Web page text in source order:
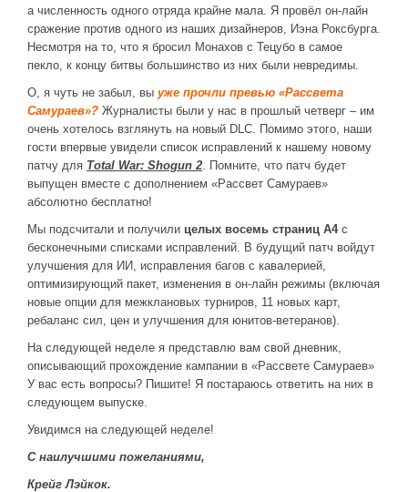
а численность одного отряда крайне мала. Я провёл он-лайн
сражение против одного из наших дизайнеров, Иэна Роксбурга.
Несмотря на то, что я бросил Монахов с Тецубо в самое
пекло, к концу битвы большинство из них были невредимы.
О, я чуть не забыл, вы уже прочли превью «Рассвета
Самураев»? Журналисты были у нас в прошлый четверг – им
очень хотелось взглянуть на новый DLC. Помимо этого, наши
гости впервые увидели список исправлений к нашему новому
патчу для Total War: Shogun 2. Помните, что патч будет
выпущен вместе с дополнением «Рассвет Самураев»
абсолютно бесплатно!
Мы подсчитали и получили целых восемь страниц А4с
бесконечными списками исправлений. В будущий патч войдут
улучшения для ИИ, исправления багов с кавалерией,
оптимизирующий пакет, изменения в он-лайн режимы (включая
новые опции для межклановых турниров, 11 новых карт,
ребаланс сил, цен и улучшения для юнитов-ветеранов).
На следующей неделе я представлю вам свой дневник,
описывающий прохождение кампании в «Рассвете Самураев»
У вас есть вопросы? Пишите! Я постараюсь ответить на них в
следующем выпуске.
Увидимся на следующей неделе!
С наилучшими пожеланиями,
Крейг Лэйкок.